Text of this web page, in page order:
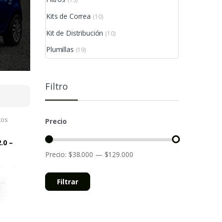
–
Kits de Correa (10)
Kit de Distribución (10)
Plumillas (19)
Filtro
Precio
Filtrar
Precio: $38.000 — $129.000